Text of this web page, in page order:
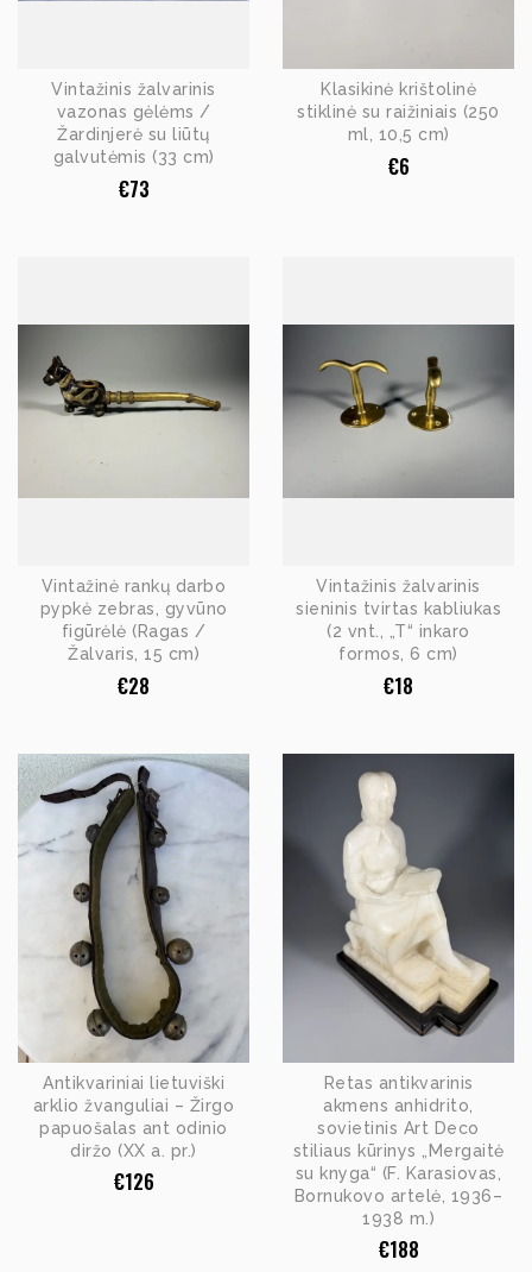
Vintažinis žalvarinis
vazonas gėlėms /
Žardinjerė su liūtų
galvutėmis (33 cm)
€73
Klasikinė krištolinė
stiklinė su raižiniais (250
ml, 10,5 cm)
€6
Vintažinė rankų darbo
pypkė zebras, gyvūno
figūrėlė (Ragas /
Žalvaris, 15 cm)
€28
Vintažinis žalvarinis
sieninis tvirtas kabliukas
(2 vnt., „T“ inkaro
formos, 6 cm)
€18
Antikvariniai lietuviški
arklio žvanguliai – Žirgo
papuošalas ant odinio
diržo (XX a. pr.)
€126
Retas antikvarinis
akmens anhidrito,
sovietinis Art Deco
stiliaus kūrinys „Mergaitė
su knyga“ (F. Karasiovas,
Bornukovo artelė, 1936–
1938 m.)
€188